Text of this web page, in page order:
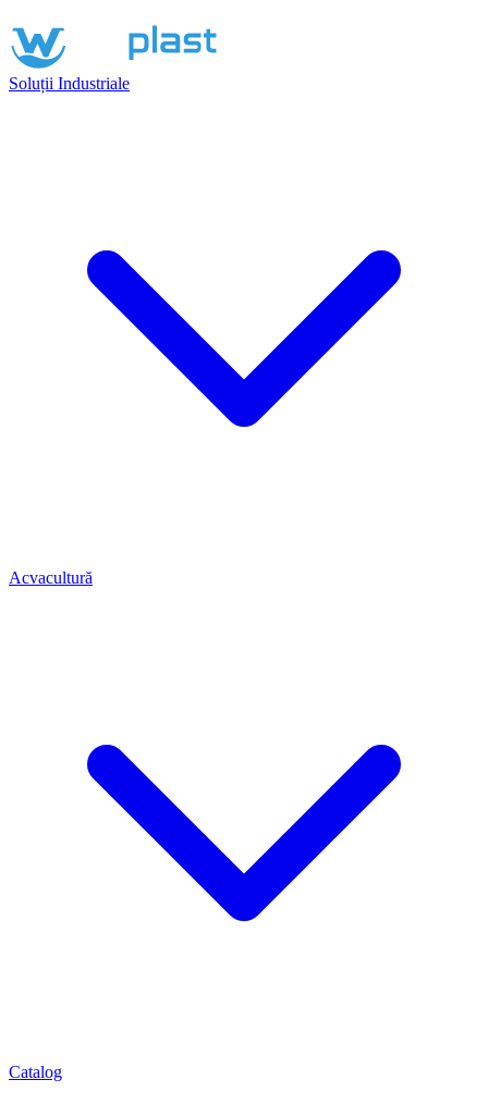
Soluții Industriale
Acvacultură
Catalog